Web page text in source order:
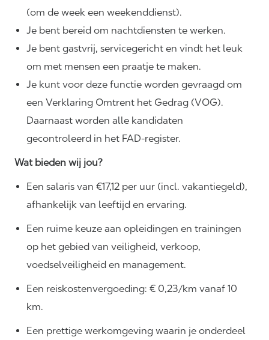
(om de week een weekenddienst).
Je bent bereid om nachtdiensten te werken.
Je bent gastvrij, servicegericht en vindt het leuk
om met mensen een praatje te maken.
Je kunt voor deze functie worden gevraagd om
een Verklaring Omtrent het Gedrag (VOG).
Daarnaast worden alle kandidaten
gecontroleerd in het FAD-register.
Wat bieden wij jou?
Een salaris van €17,12 per uur (incl. vakantiegeld),
afhankelijk van leeftijd en ervaring.
Een ruime keuze aan opleidingen en trainingen
op het gebied van veiligheid, verkoop,
voedselveiligheid en management.
Een reiskostenvergoeding: € 0,23/km vanaf 10
km.
Een prettige werkomgeving waarin je onderdeel